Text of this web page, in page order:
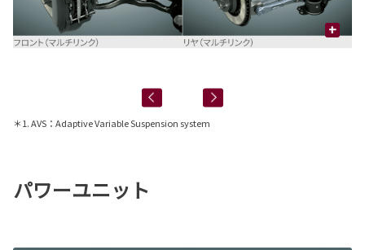
+
＊1. AVS：Adaptive Variable Suspension system
パワーユニット